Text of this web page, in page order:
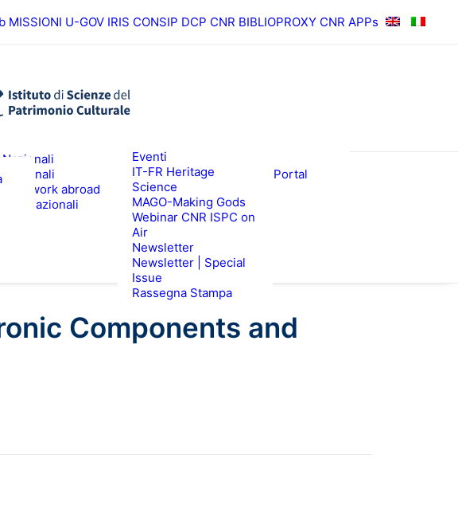
MISSIONI U-GOV IRIS CONSIP DCP CNR BIBLIOPROXY CNR APPs
Nazionali
Regionali
Fieldwork abroad
Internazionali
RISULTATI
ISPC Open Portal
EVENTI & NEWS
Eventi
IT-FR Heritage
Science
MAGO-Making Gods
Webinar CNR ISPC on
Air
Newsletter
Newsletter | Special
Issue
Rassegna Stampa
Components and